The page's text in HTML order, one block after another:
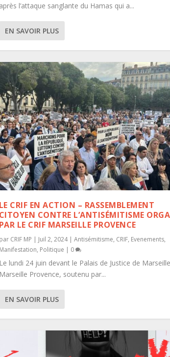
CE DIMA...
après l’attaque sanglante du Hamas qui a...
EN SAVOIR PLUS
LE CRIF EN ACTION – RASSEMBLEMENT
CITOYEN CONTRE L’ANTISÉMITISME
PAR LE CRIF MARSEILLE PROVENCE
par CRIF MP | Juil 2, 2024| Antisémitisme, CRIF, Evenements,
Manifestation, Politique | 0
Le lundi 24 juin devant le Palais de Justice de
Marseille Provence, soutenu par...
EN SAVOIR PLUS